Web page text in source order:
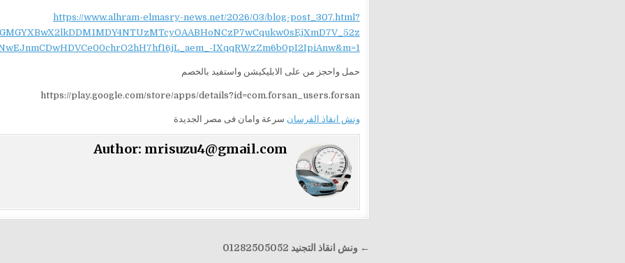
https://www.alhram-elmasry-news.net/2026/03/blog-post_307.html?
IXqqRWzZm6b0pI2IpiAnw&m=1
حمل واحجز من على الابليكيشن واستفيد بالخصم
https://play.google.com/store/apps/details?id=com.forsan_users.forsan
ونش انقاذ الفرسان سرعة وامان فى مصر الجديدة
Author: mrisuzu4@gmail.com
تصفّح
← ونش انقاذ التجنيد 01282505052